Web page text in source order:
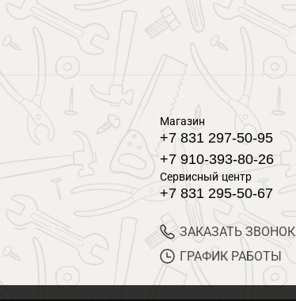
Магазин
+7 831 297-50-95
+7 910-393-80-26
Сервисный центр
+7 831 295-50-67
ЗАКАЗАТЬ ЗВОНОК
ГРАФИК РАБОТЫ